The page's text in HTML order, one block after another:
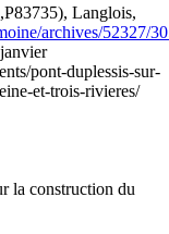
Langlois,
archives/52327/
pont-duplessis-sur-
et-trois-rivieres/
la construction du